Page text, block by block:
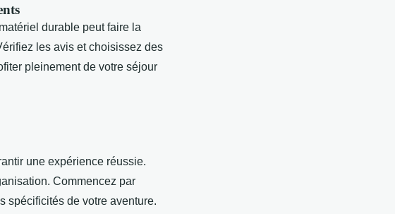
durable peut faire la
les avis et choisissez des
pleinement de votre séjour
une expérience réussie.
Commencez par
spécificités de votre aventure.